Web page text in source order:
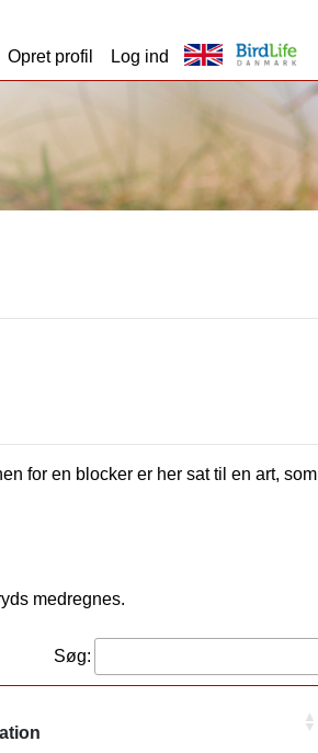
Opret profil Log ind
for en blocker er her sat til en art, som
medregnes.
Søg: